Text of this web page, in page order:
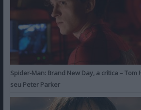
Spider-Man: Brand New Day, a crítica –
seu Peter Parker